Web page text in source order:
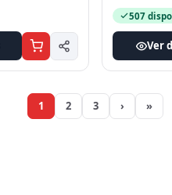
507
Ver
1 2 3 › »